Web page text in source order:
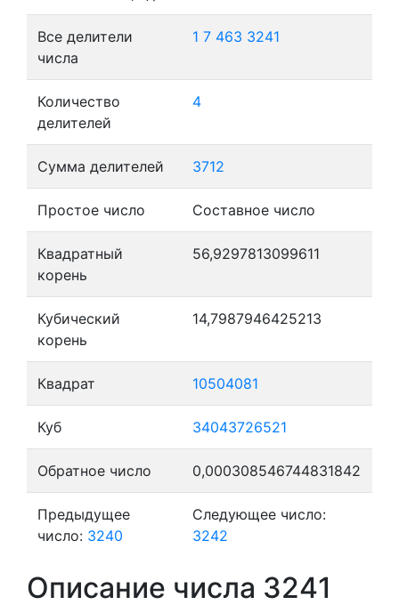
Все делители
числа
1 7 463 3241
Количество
делителей
4
Сумма делителей 3712
Простое число Составное число
Квадратный
корень
56,9297813099611
Кубический
корень
14,7987946425213
Квадрат 10504081
Куб 34043726521
Обратное число 0,000308546744831842
Предыдущее
число: 3240
Следующее число:
3242
Описание числа 3241